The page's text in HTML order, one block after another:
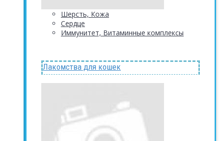
Шерсть, Кожа
Сердце
Иммунитет, Витаминные комплексы
Лакомства для кошек